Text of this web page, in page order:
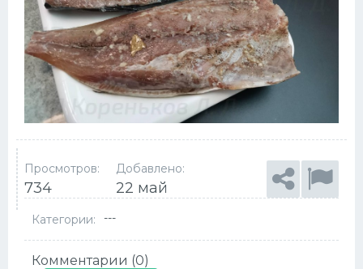
Просмотров:
734
Добавлено:
22 май
Категории: ---
Комментарии (0)